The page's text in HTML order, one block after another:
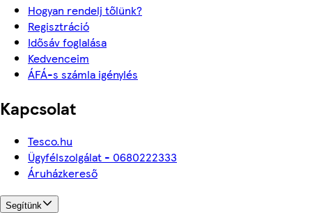
Hogyan rendelj tőlünk?
Regisztráció
Idősáv foglalása
Kedvenceim
ÁFÁ-s számla igénylés
Kapcsolat
Tesco.hu
Ügyfélszolgálat - 0680222333
Áruházkereső
Segítünk